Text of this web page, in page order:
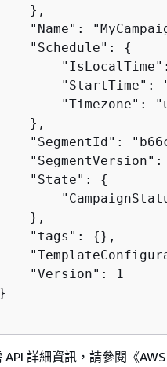
},
"Name":
"Schedule":
{
"StartTime":
"Timezone":
},
"SegmentId":
"SegmentVersion":
"State":
{
},
"tags":
{},
"Version": 1
API 詳細資訊，請參閱《